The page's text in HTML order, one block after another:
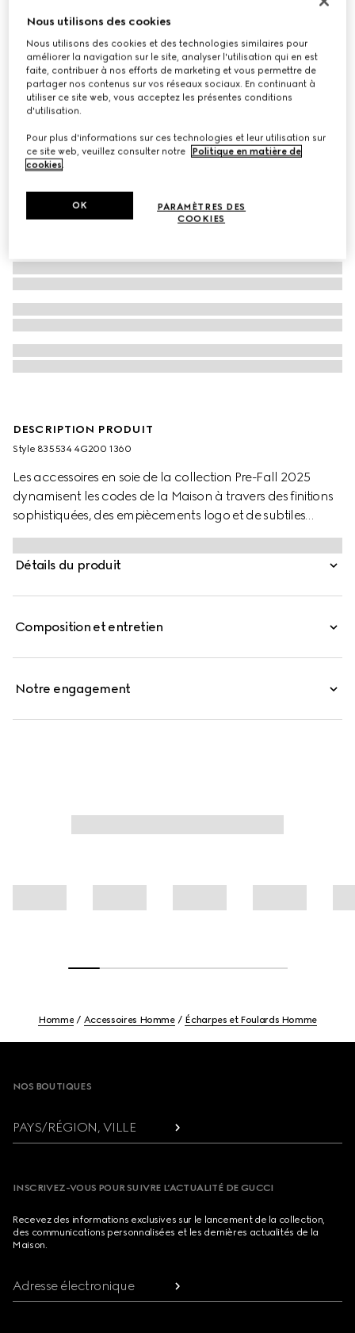
Écharpe en jacquard de laine GG
€ 430
Déclinaisonsnoir et gris
DESCRIPTION PRODUIT
Style ‎835534 4G200 1360
Les accessoires en soie de la collection Pre-Fall 2025
dynamisent les codes de la Maison à travers des finitions
sophistiquées, des empiècements logo et de subtiles
broderies. Cette écharpe est présentée en jacquard de
laine GG avec des finitions à franges.
Détails du produit
Composition et entretien
Notre engagement
Homme Accessoires Homme Écharpes et Foulards Homme
NOS BOUTIQUES
PAYS/RÉGION, VILLE
INSCRIVEZ-VOUS POUR SUIVRE L’ACTUALITÉ DE GUCCI
Recevez des informations exclusives sur le lancement de la collection,
des communications personnalisées et les dernières actualités de la
Maison.
Adresse électronique
Nous utilisons des cookies
Nous utilisons des cookies et des technologies similaires pour
améliorer la navigation sur le site, analyser l'utilisation qui en est
faite, contribuer à nos efforts de marketing et vous permettre de
partager nos contenus sur vos réseaux sociaux. En continuant à
utiliser ce site web, vous acceptez les présentes conditions
d'utilisation.
Pour plus d'informations sur ces technologies et leur utilisation sur
ce site web, veuillez consulter notre
Politique en matière de
cookies.
PARAMÈTRES DES
COOKIES
OK